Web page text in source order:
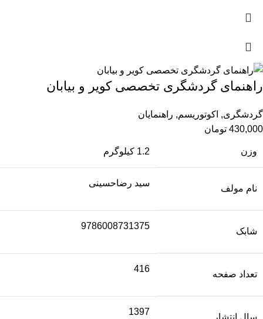
راهنمای گردشگری تخصصی کویر و بیابان
گردشگری, اکوتوریسم, راهنمایان
430,000 تومان
وزن 1.2 کیلوگرم
نام مولف
سید رضاحسینی
شابک
9786008731375
تعداد صفحه
416
سال انتشار
1397